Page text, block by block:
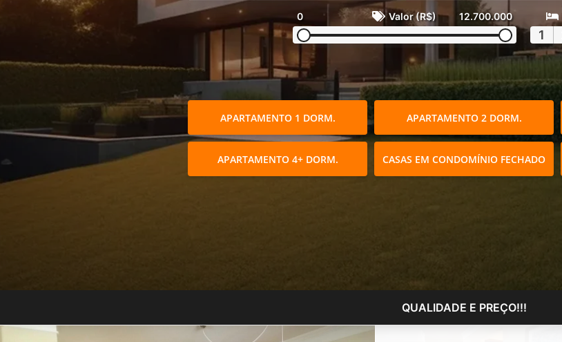
0 Valor (R$) 12.700.000
1
APARTAMENTO 1 DORM. APARTAMENTO 2 DORM.
APARTAMENTO 4+ DORM. CASAS EM CONDOMÍNIO FECHADO
QUALIDADE E PREÇO!!!